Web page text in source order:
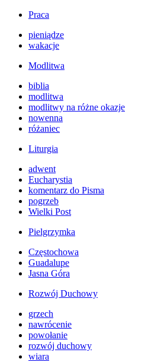
Praca
pieniądze
wakacje
Modlitwa
biblia
modlitwa
modlitwy na różne okazje
nowenna
różaniec
Liturgia
adwent
Eucharystia
komentarz do Pisma
pogrzeb
Wielki Post
Pielgrzymka
Częstochowa
Guadalupe
Jasna Góra
Rozwój Duchowy
grzech
nawrócenie
powołanie
rozwój duchowy
wiara